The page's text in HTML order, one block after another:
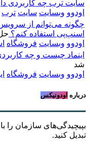
سایت ترب چه کاربردی
اودوو وبسایت سایت ترب
چگونه می‌توانم از
اسنپ‌پی استفاده کنم؟
اودوو وبسایت فروشگاه
اینماد چیست و چه
شد
اودوو وبسایت فروشگاه
درباره اودونیکس
بپیچیدگی‌های سازمان
تبدیل کنید.